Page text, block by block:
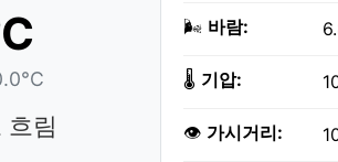
흐림
🌬️ 바람:
🌡️ 기압:
👁️ 가시거리: